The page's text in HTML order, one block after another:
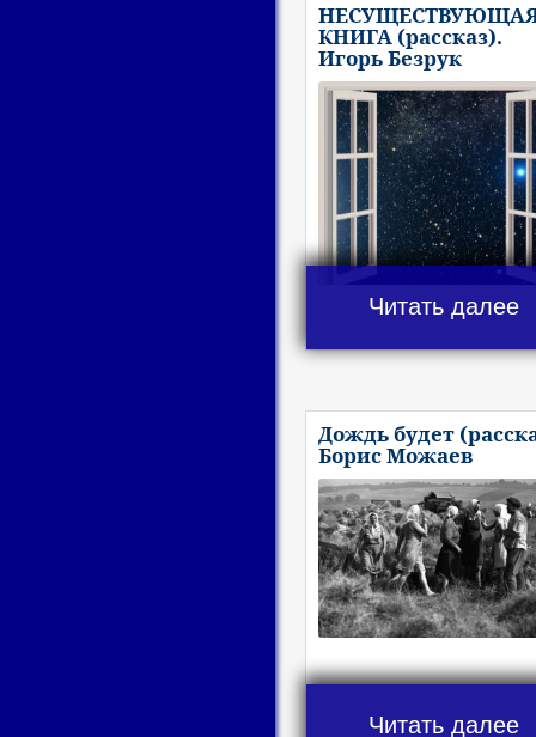
КНИГА (рассказ).
Игорь Безрук
Читать далее
Дождь будет
Борис Можаев
Читать далее